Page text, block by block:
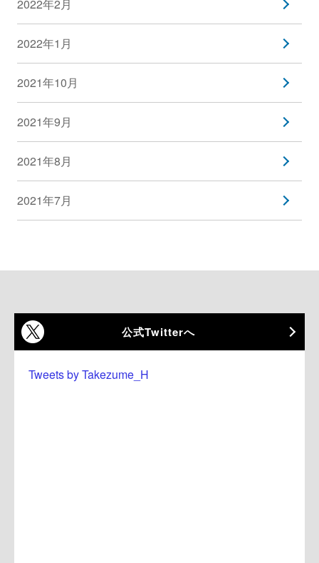
2022年2月
2022年1月
2021年10月
2021年9月
2021年8月
2021年7月
公式Twitterへ
Tweets by Takezume_H